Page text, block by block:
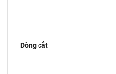
Dòng cắt